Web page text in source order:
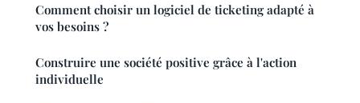
Comment choisir un logiciel de ticketing adapté à
vos besoins ?
Construire une société positive grâce à l'action
individuelle